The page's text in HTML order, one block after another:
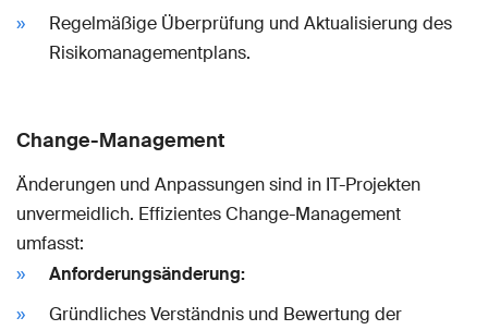
Regelmäßige Überprüfung und Aktualisierung des
Risikomanagementplans.
Change-Management
Änderungen und Anpassungen sind in IT-Projekten
unvermeidlich. Effizientes Change-Management
umfasst:
Anforderungsänderung:
Gründliches Verständnis und Bewertung der